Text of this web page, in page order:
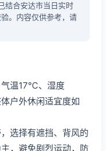
结合安达市当日实时
。内容仅供参考，请
气温17℃、湿度
户外休闲适宜度如
选择有遮挡、背风的
，避免剧烈运动，防